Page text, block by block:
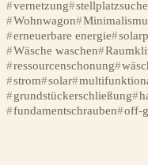
vernetzung stellplatzsuche
Wohnwagon
erneuerbare energie
Wäsche waschen
ressourcenschonung
strom solar
grundstückerschließung
fundamentschrauben off-